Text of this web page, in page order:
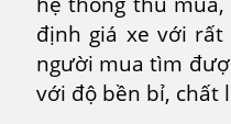
định giá xe với
người mua tìm
với độ bền bỉ, chất